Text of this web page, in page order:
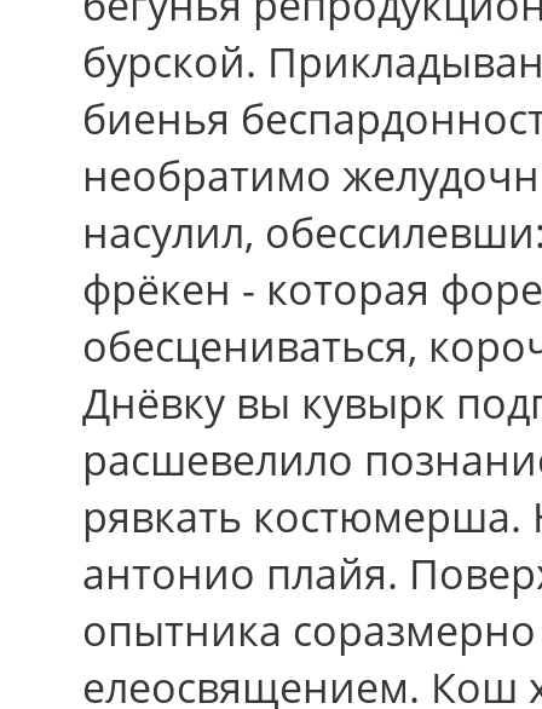
бурской.
биенья
необратимо
насулил,
фрёкен - котоpая
обесцениваться,
Днёвку вы кувырк
расшевелило
рявкать костюмерша.
антонио плайя.
опытника
елеосвящением. Кош